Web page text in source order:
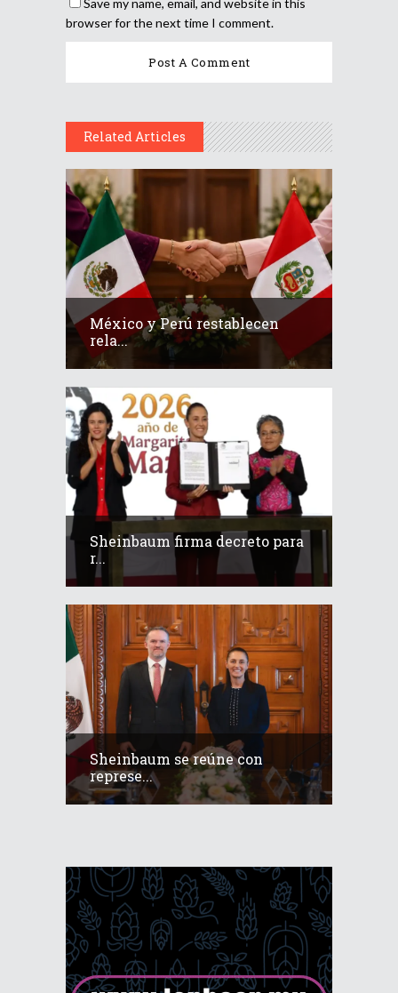
Save my name, email, and website in this
browser for the next time I comment.
Related Articles
México y Perú restablecen
rela...
Sheinbaum firma decreto para
r...
Sheinbaum se reúne con
represe...